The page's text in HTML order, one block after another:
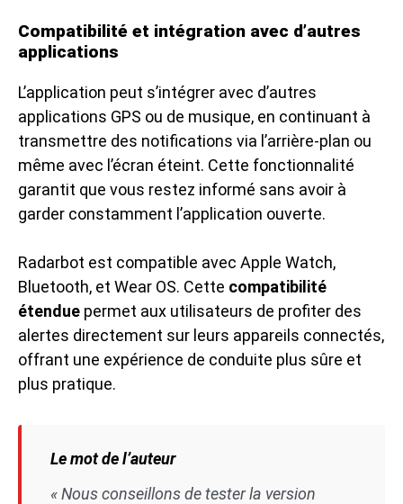
Compatibilité et intégration avec d’autres
applications
L’application peut s’intégrer avec d’autres
applications GPS ou de musique, en continuant à
transmettre des notifications via l’arrière-plan ou
même avec l’écran éteint. Cette fonctionnalité
garantit que vous restez informé sans avoir à
garder constamment l’application ouverte.
Radarbot est compatible avec Apple Watch,
Bluetooth, et Wear OS. Cette compatibilité
étendue permet aux utilisateurs de profiter des
alertes directement sur leurs appareils connectés,
offrant une expérience de conduite plus sûre et
plus pratique.
Le mot de l’auteur
« Nous conseillons de tester la version